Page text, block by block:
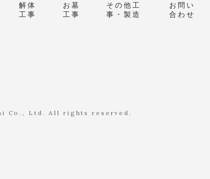
解体
工事
お墓
工事
その他工
事・製造
お問い
合わせ
Co., Ltd. All rights reserved.